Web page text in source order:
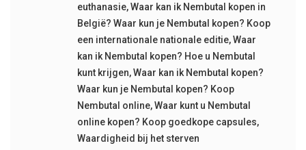
euthanasie,Waar kan ik Nembutal kopen in
België? Waar kun je Nembutal kopen? Koop
een internationale nationale editie,Waar
kan ik Nembutal kopen? Hoe u Nembutal
kunt krijgen,Waar kan ik Nembutal kopen?
Waar kun je Nembutal kopen? Koop
Nembutal online,Waar kunt u Nembutal
online kopen? Koop goedkope capsules,
Waardigheid bij het sterven